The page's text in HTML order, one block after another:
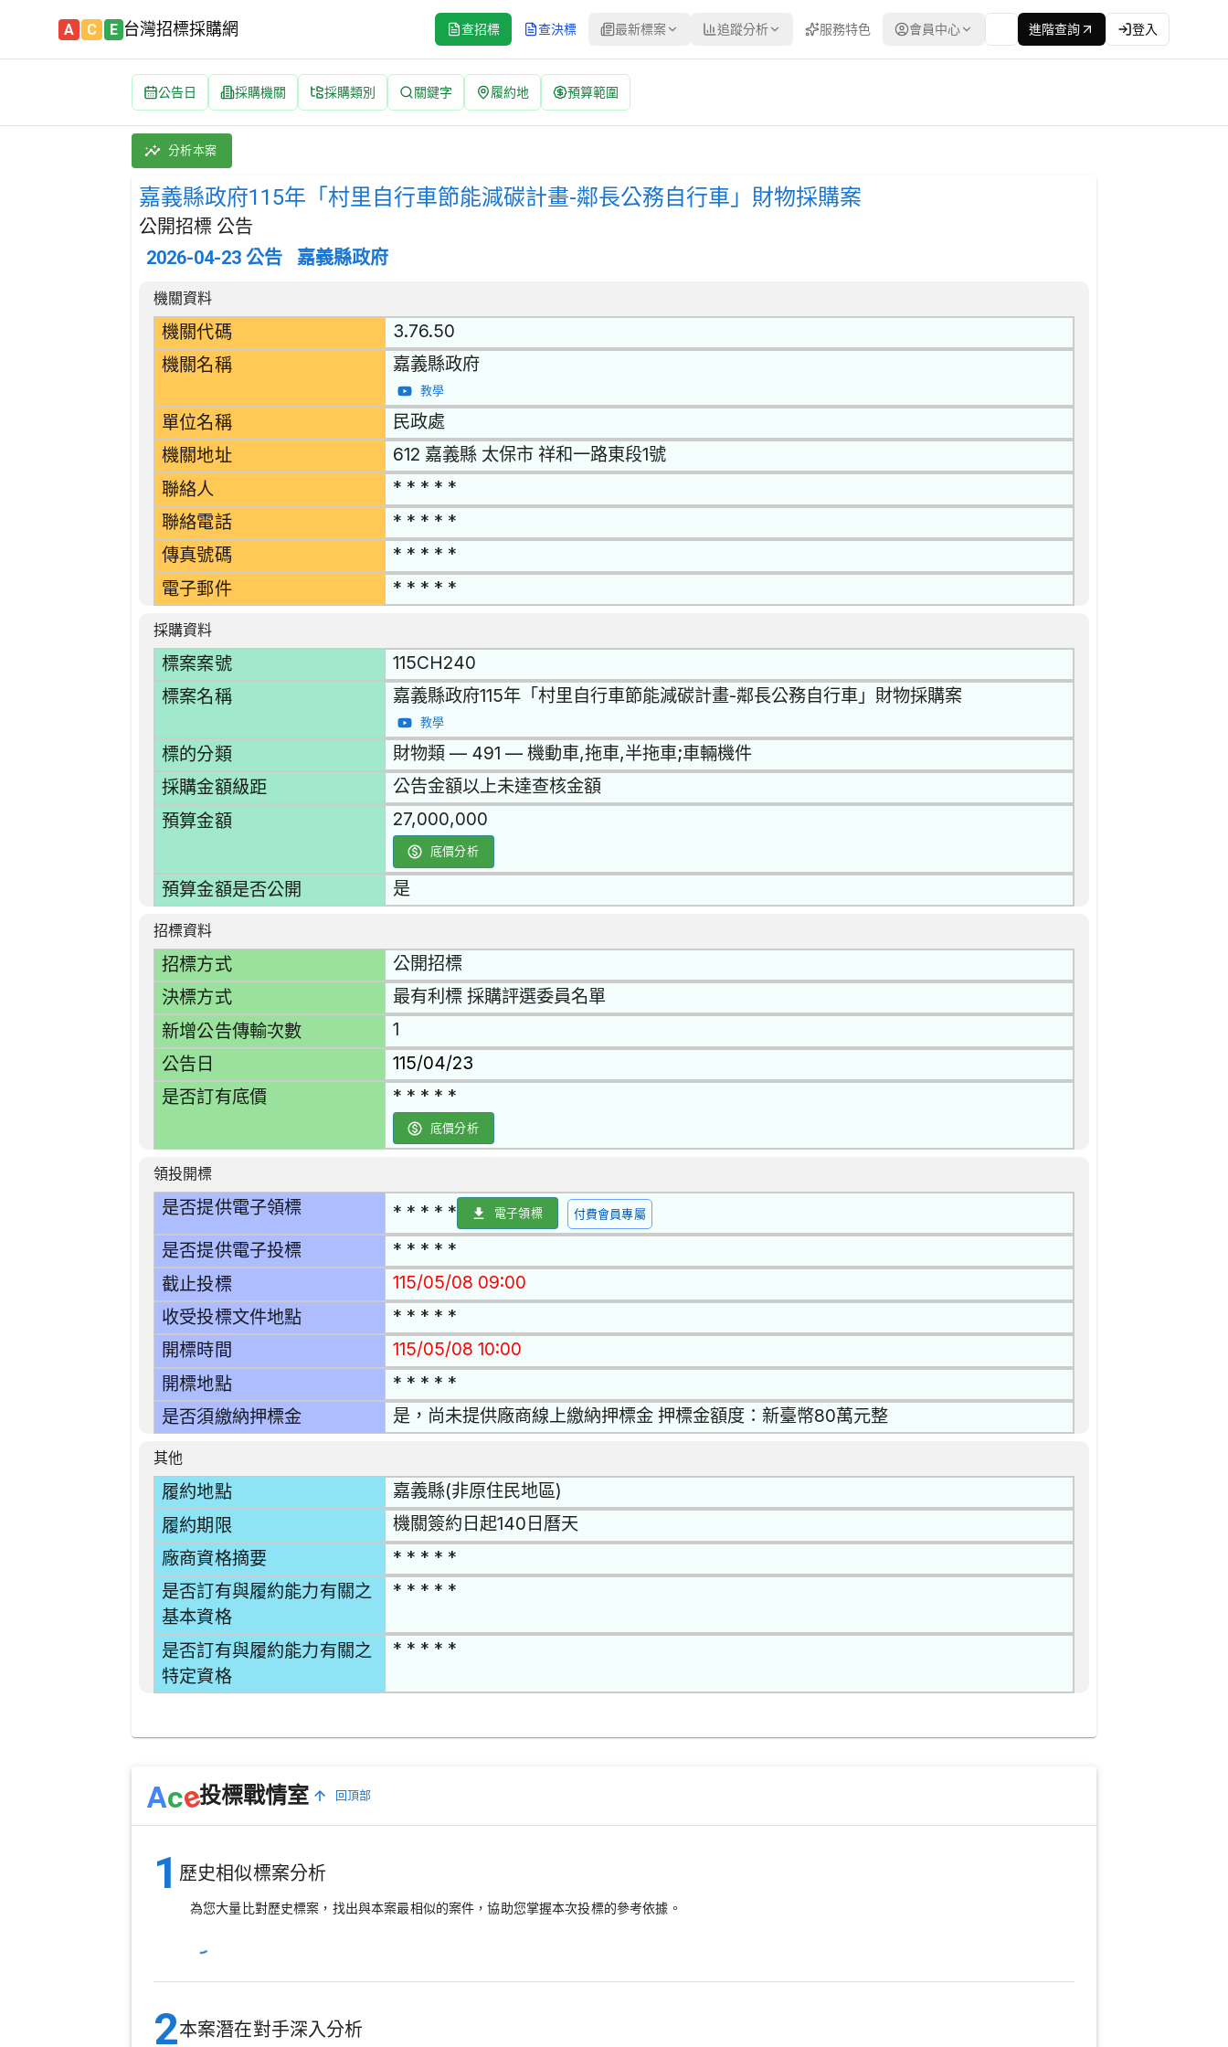
A C E 台灣招標採購網 查招標 查決標 最新標案 追蹤分析 服務特色 會員中心 進階查詢 登入
公告日 採購機關 採購類別 關鍵字 履約地 預算範圍
嘉義縣政府115年「村里自行車節能減碳計畫-鄰長公務自行車」財物採購案 招標公告 | 案號：115CH240 | 公開招標 公告
採購類別：財物類 機動車,拖車,半拖車;車輛機件 | 招標方式：公開招標 | 決標方式：最有利標 採購評選委員名單 | 資料來源：台灣政府電子採購網（公共工程委員會）
分析本案
嘉義縣政府115年「村里自行車節能減碳計畫-鄰長公務自行車」財物採購案
公開招標 公告
2026-04-23 公告 嘉義縣政府
招標公告詳細內容
機關資料
機關代碼 3.76.50
機關名稱 嘉義縣政府
教學
單位名稱 民政處
機關地址 612 嘉義縣 太保市 祥和一路東段1號
聯絡人 * * * * *
聯絡電話 * * * * *
傳真號碼 * * * * *
電子郵件 * * * * *
採購資料
標案案號 115CH240
標案名稱 嘉義縣政府115年「村里自行車節能減碳計畫-鄰長公務自行車」財物採購案
教學
標的分類 財物類 — 491 — 機動車,拖車,半拖車;車輛機件
採購金額級距 公告金額以上未達查核金額
預算金額 27,000,000
底價分析
預算金額是否公開 是
招標資料
招標方式 公開招標
決標方式 最有利標 採購評選委員名單
新增公告傳輸次數 1
公告日 115/04/23
是否訂有底價 * * * * *
底價分析
領投開標
是否提供電子領標 * * * * * 電子領標 付費會員專屬
是否提供電子投標 * * * * *
截止投標 115/05/08 09:00
收受投標文件地點 * * * * *
開標時間 115/05/08 10:00
開標地點 * * * * *
是否須繳納押標金 是，尚未提供廠商線上繳納押標金 押標金額度：新臺幣80萬元整
其他
履約地點 嘉義縣(非原住民地區)
履約期限 機關簽約日起140日曆天
廠商資格摘要 * * * * *
是否訂有與履約能力有關之
基本資格
* * * * *
是否訂有與履約能力有關之
特定資格
* * * * *
Ace投標戰情室 回頂部
1 歷史相似標案分析
為您大量比對歷史標案，找出與本案最相似的案件，協助您掌握本次投標的參考依據。
2本案潛在對手深入分析